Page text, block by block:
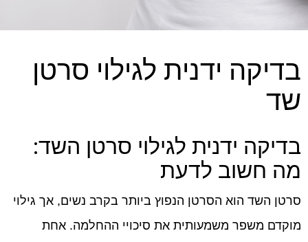
בדיקה ידנית לגילוי סרטן
שד
בדיקה ידנית לגילוי סרטן השד:
מה חשוב לדעת
סרטן השד הוא הסרטן הנפוץ ביותר בקרב נשים, אך גילוי
מוקדם משפר משמעותית את סיכויי ההחלמה. אחת